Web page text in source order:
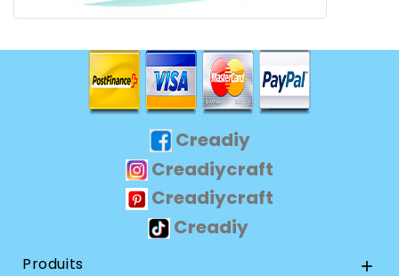
Creadiy
Creadiycraft
Creadiycraft
Creadiy
Produits 